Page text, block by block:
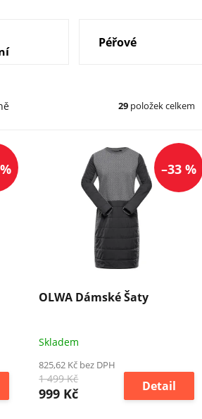
Péřové
29 položek celkem
–33 %
OLWA Dámské Šaty
Skladem
825,62 Kč bez DPH
1 499 Kč
999 Kč Detail